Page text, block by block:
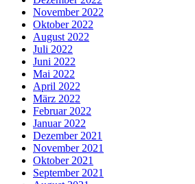
November 2022
Oktober 2022
August 2022
Juli 2022
Juni 2022
Mai 2022
April 2022
März 2022
Februar 2022
Januar 2022
Dezember 2021
November 2021
Oktober 2021
September 2021